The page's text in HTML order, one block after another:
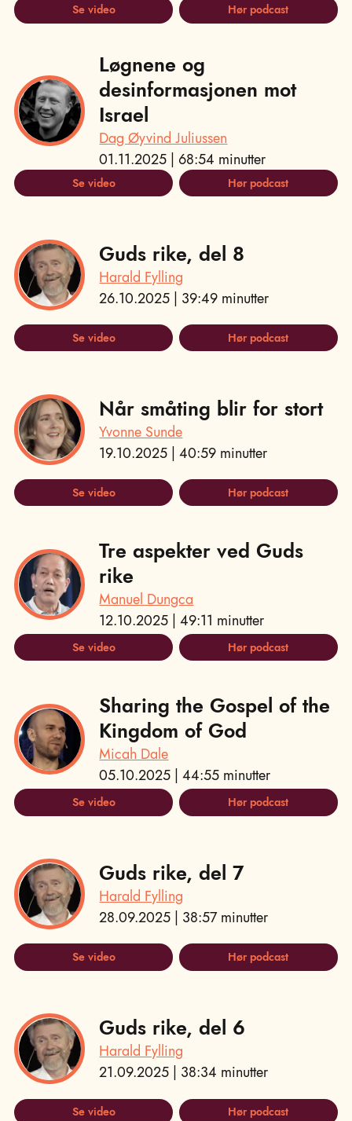
Se video Hør podcast
Løgnene og
desinformasjonen mot
Israel
Dag Øyvind Juliussen
01.11.2025 | 68:54 minutter
Se video Hør podcast
Guds rike, del 8
Harald Fylling
26.10.2025 | 39:49 minutter
Se video Hør podcast
Når småting blir for stort
Yvonne Sunde
19.10.2025 | 40:59 minutter
Se video Hør podcast
Tre aspekter ved Guds
rike
Manuel Dungca
12.10.2025 | 49:11 minutter
Se video Hør podcast
Sharing the Gospel of the
Kingdom of God
Micah Dale
05.10.2025 | 44:55 minutter
Se video Hør podcast
Guds rike, del 7
Harald Fylling
28.09.2025 | 38:57 minutter
Se video Hør podcast
Guds rike, del 6
Harald Fylling
21.09.2025 | 38:34 minutter
Se video Hør podcast